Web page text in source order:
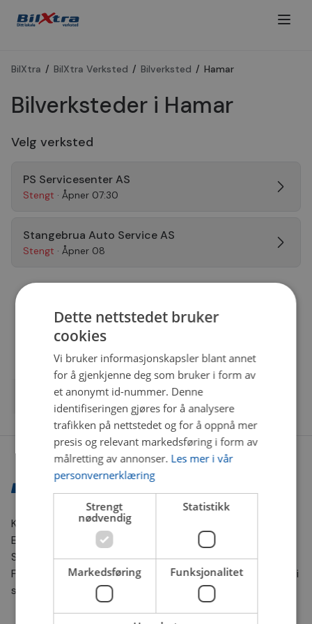
BilXtra / BilXtra Verksted / Bilverksted / Hamar
Bilverksteder i Hamar
Velg verksted
PS Servicesenter AS
Stengt · Åpner 07:30
Stangebrua Auto Service AS
Stengt · Åpner 08
Kontaktinformasjon
E-post:
nettbutikk@bilxtra.no
Sporingsnummer sender vi deg på SMS.
For andre henvendelser kontakt oss gjerne på e-post. Vi
svarer så fort vi kan!
Dette nettstedet bruker
cookies
Vi bruker informasjonskapsler blant annet
for å gjenkjenne deg som bruker i form av
et anonymt id-nummer. Denne
identifiseringen gjøres for å analysere
trafikken på nettstedet og for å oppnå mer
presis og relevant markedsføring i form av
målretting av annonser. Les mer i vår
personvernerklæring
Strengt
nødvendig
Statistikk
Markedsføring Funksjonalitet